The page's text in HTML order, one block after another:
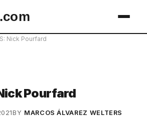
Nick Pourfard
Pourfard
BY MARCOS ÁLVAREZ WELTERS